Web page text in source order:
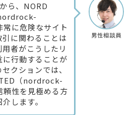
男性相談員
ら、NORD
に危険なサイト
に関わることは
者がこうしたリ
行動することが
クションでは、
（nordrock-
性を見極める方
します。